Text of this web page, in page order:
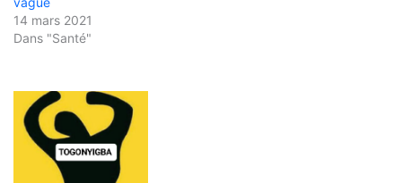
14 mars 2021
Dans "Santé"